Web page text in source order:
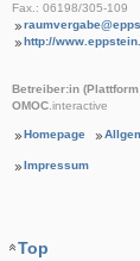
Fax.: 06198/305-109
http://
Betreiber:in
OMOC.interactive
Homepage
Impressum
Top